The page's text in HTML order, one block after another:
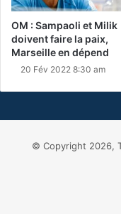
OM : Sampaoli et Milik
doivent faire la paix,
Marseille en dépend
20 Fév 2022 8:30 am
© Copyright 2026,